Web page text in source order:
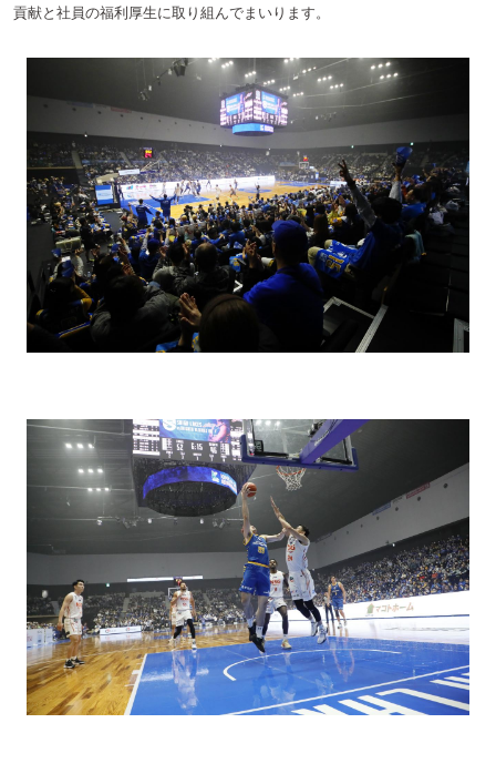
貢献と社員の福利厚生に取り組んでまいります。